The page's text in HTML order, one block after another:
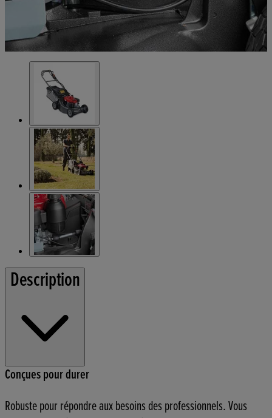
Description
Conçues pour durer
Robuste pour répondre aux besoins des professionnels. Vous